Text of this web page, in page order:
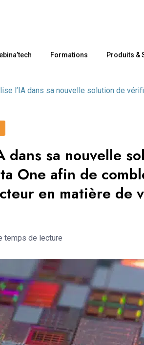
Formations Produits &
l’IA dans sa nouvelle solution de
dans sa nouvelle
One afin de
en matière de
temps de lecture